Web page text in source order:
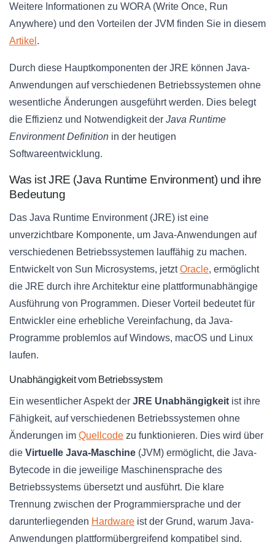
Weitere Informationen zu WORA (Write Once, Run
Anywhere) und den Vorteilen der JVM finden Sie in diesem
Artikel .
Durch diese Hauptkomponenten der JRE können Java-
Anwendungen auf verschiedenen Betriebssystemen ohne
wesentliche Änderungen ausgeführt werden. Dies belegt
die Effizienz und Notwendigkeit der Java Runtime
Environment Definition in der heutigen
Softwareentwicklung.
Was ist JRE (Java Runtime Environment) und ihre
Bedeutung
Das Java Runtime Environment (JRE) ist eine
unverzichtbare Komponente, um Java-Anwendungen auf
verschiedenen Betriebssystemen lauffähig zu machen.
Entwickelt von Sun Microsystems, jetztOracle, ermöglicht
die JRE durch ihre Architektur eine plattformunabhängige
Ausführung von Programmen. Dieser Vorteil bedeutet für
Entwickler eine erhebliche Vereinfachung, da Java-
Programme problemlos auf Windows, macOS und Linux
laufen.
Unabhängigkeit vom Betriebssystem
Ein wesentlicher Aspekt der JRE Unabhängigkeit ist ihre
Fähigkeit, auf verschiedenen Betriebssystemen ohne
Änderungen im Quellcode zu funktionieren. Dies wird über
die Virtuelle Java-Maschine (JVM) ermöglicht, die Java-
Bytecode in die jeweilige Maschinensprache des
Betriebssystems übersetzt und ausführt. Die klare
Trennung zwischen der Programmiersprache und der
darunterliegenden Hardware ist der Grund, warum Java-
Anwendungen plattformübergreifend kompatibel sind.